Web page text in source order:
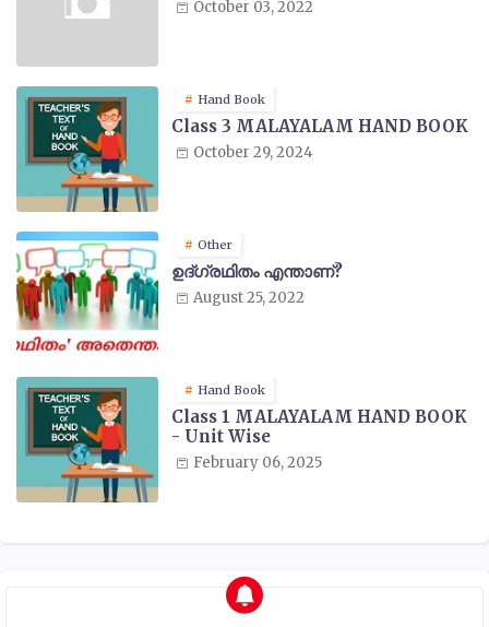
October 03, 2022
Hand Book
Class 3 MALAYALAM HAND BOOK
October 29, 2024
Other
ഉദ്ഗ്രഥിതം എന്താണ്?
August 25, 2022
Hand Book
Class 1 MALAYALAM HAND BOOK
- Unit Wise
February 06, 2025